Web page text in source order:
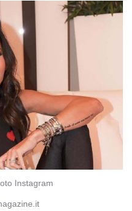
Instagram